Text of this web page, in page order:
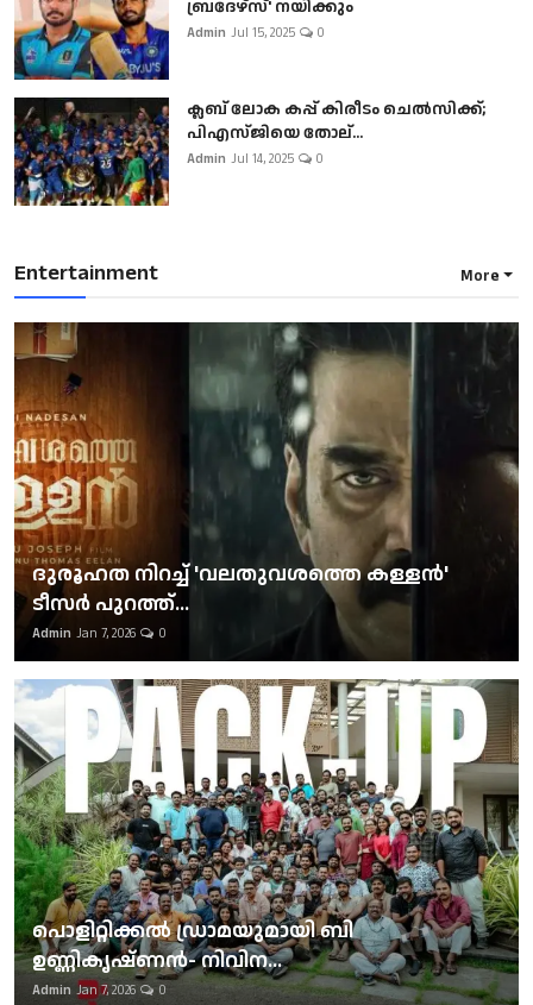
ബ്രദേഴ്സ്' നയിക്കും
Admin Jul 15, 2025 0
ക്ലബ് ലോക കപ്പ് കിരീടം ചെല്‍സിക്ക്;
പിഎസ്ജിയെ തോല്...
Admin Jul 14, 2025 0
Entertainment More
ദുരൂഹത നിറച്ച് 'വലതുവശത്തെ കള്ളന്‍'
ടീസര്‍ പുറത്ത്...
Admin Jan 7, 2026 0
പൊളിറ്റിക്കല്‍ ഡ്രാമയുമായി ബി
ഉണ്ണികൃഷ്ണന്‍- നിവിന...
Admin Jan 7, 2026 0